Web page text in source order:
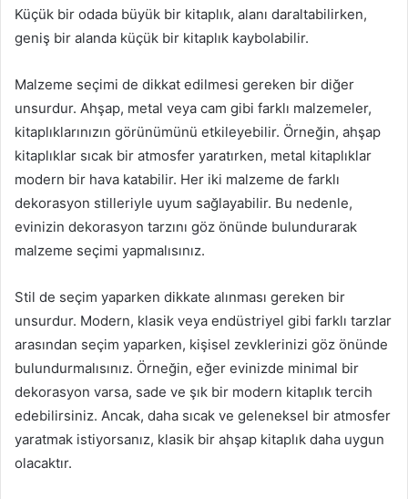
Küçük bir odada büyük bir kitaplık, alanı daraltabilirken,
geniş bir alanda küçük bir kitaplık kaybolabilir.
Malzeme seçimi de dikkat edilmesi gereken bir diğer
unsurdur. Ahşap, metal veya cam gibi farklı malzemeler,
kitaplıklarınızın görünümünü etkileyebilir. Örneğin, ahşap
kitaplıklar sıcak bir atmosfer yaratırken, metal kitaplıklar
modern bir hava katabilir. Her iki malzeme de farklı
dekorasyon stilleriyle uyum sağlayabilir. Bu nedenle,
evinizin dekorasyon tarzını göz önünde bulundurarak
malzeme seçimi yapmalısınız.
Stil de seçim yaparken dikkate alınması gereken bir
unsurdur. Modern, klasik veya endüstriyel gibi farklı tarzlar
arasından seçim yaparken, kişisel zevklerinizi göz önünde
bulundurmalısınız. Örneğin, eğer evinizde minimal bir
dekorasyon varsa, sade ve şık bir modern kitaplık tercih
edebilirsiniz. Ancak, daha sıcak ve geleneksel bir atmosfer
yaratmak istiyorsanız, klasik bir ahşap kitaplık daha uygun
olacaktır.